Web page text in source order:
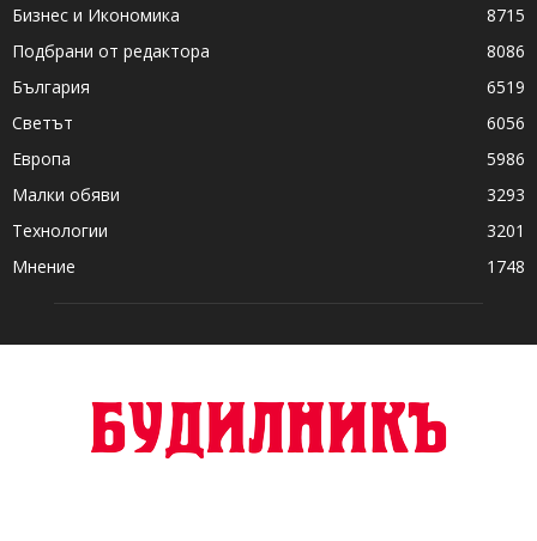
Бизнес и Икономика
8715
Подбрани от редактора
8086
България
6519
Светът
6056
Европа
5986
Малки обяви
3293
Технологии
3201
Мнение
1748